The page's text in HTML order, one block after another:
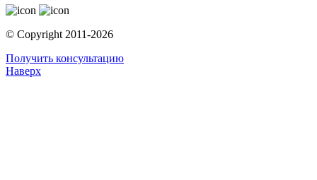
© Copyright 2011-2026
Получить консультацию
Наверх